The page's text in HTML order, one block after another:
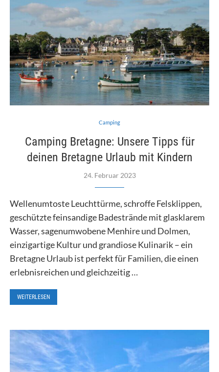
Camping
Camping Bretagne: Unsere Tipps für
deinen Bretagne Urlaub mit Kindern
24. Februar 2023
Wellenumtoste Leuchttürme, schroffe Felsklippen,
geschützte feinsandige Badestrände mit glasklarem
Wasser, sagenumwobene Menhire und Dolmen,
einzigartige Kultur und grandiose Kulinarik – ein
Bretagne Urlaub ist perfekt für Familien, die einen
erlebnisreichen und gleichzeitig …
WEITERLESEN